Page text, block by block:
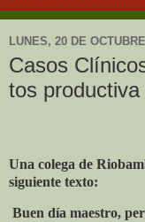
LUNES, 20 DE
Casos
tos
Una colega de
siguiente texto:
Buen día maestro,